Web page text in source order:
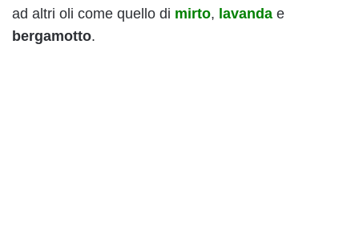
ad altri oli come quello di mirto, lavanda e
bergamotto.